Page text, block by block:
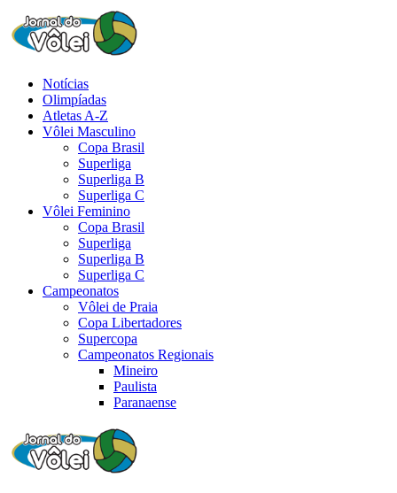
Notícias
Olimpíadas
Atletas A-Z
Vôlei Masculino
Copa Brasil
Superliga
Superliga B
Superliga C
Vôlei Feminino
Copa Brasil
Superliga
Superliga B
Superliga C
Campeonatos
Vôlei de Praia
Copa Libertadores
Supercopa
Campeonatos Regionais
Mineiro
Paulista
Paranaense